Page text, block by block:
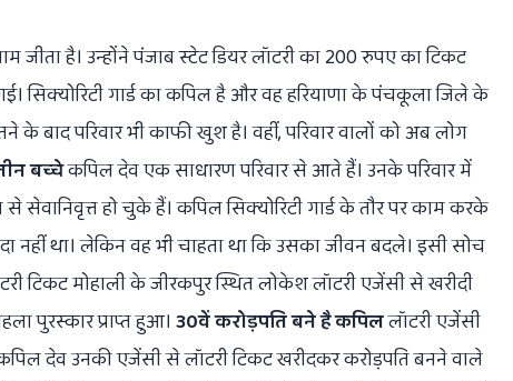
जीता है। उन्होंने पंजाब स्टेट डियर लॉटरी का 200 रुपए का टिकट
सिक्योरिटी गार्ड का कपिल है और वह हरियाणा के पंचकूला जिले के
के बाद परिवार भी काफी खुश है। वहीं, परिवार वालों को अब लोग
बच्चेकपिल देव एक साधारण परिवार से आते हैं। उनके परिवार में
सेवानिवृत्त हो चुके हैं। कपिल सिक्योरिटी गार्ड के तौर पर काम करके
नहीं था। लेकिन वह भी चाहता था कि उसका जीवन बदले। इसी सोच
टिकट मोहाली के जीरकपुर स्थित लोकेश लॉटरी एजेंसी से खरीदी
पुरस्कार प्राप्त हुआ। 30वें करोड़पति बने है कपिललॉटरी एजेंसी
देव उनकी एजेंसी से लॉटरी टिकट खरीदकर करोड़पति बनने वाले